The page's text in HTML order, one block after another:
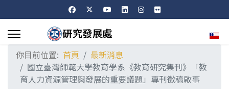
選擇
你目前位置: 首頁
最新消息
國立臺灣師範大學教育學系《教育研究集刊》「教
育人力資源管理與發展的重要議題」專刊徵稿啟事